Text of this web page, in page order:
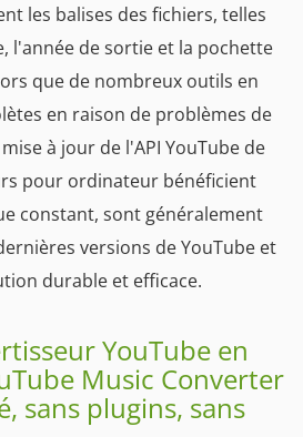
les balises des fichiers, telles
l'année de sortie et la pochette
que de nombreux outils en
en raison de problèmes de
à jour de l'API YouTube de
pour ordinateur bénéficient
constant, sont généralement
versions de YouTube et
durable et efficace.
YouTube en
Music Converter
sans plugins, sans